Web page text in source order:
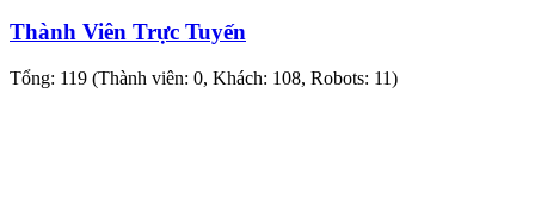
Thành Viên Trực Tuyến
Tổng: 119 (Thành viên: 0, Khách: 108, Robots: 11)